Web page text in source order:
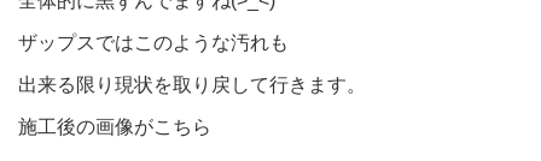
ザップスではこのような汚れも
出来る限り現状を取り戻して行きます。
施工後の画像がこちら